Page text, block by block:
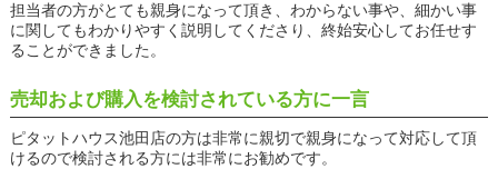
担当者の方がとても親身になって頂き、わからない事や、細かい事
に関してもわかりやすく説明してくださり、終始安心してお任せす
ることができました。
売却および購入を検討されている方に一言
ピタットハウス池田店の方は非常に親切で親身になって対応して頂
けるので検討される方には非常にお勧めです。